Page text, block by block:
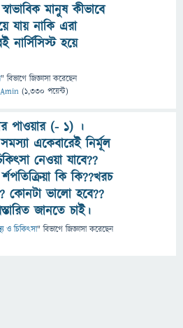
মানুষ কীভাবে
যায় নাকি এরা
নার্সিসিস্ট হয়ে
" বিভাগে জিজ্ঞাসাকরেছেন
(1,330 পয়েন্ট)
পাওয়ার (- 1) ।
একেবারেই নির্মূল
নেওয়া যাবে??
কি কি??খরচ
কোনটা ভালো হবে??
জানতে চাই।
ও চিকিৎসা" বিভাগে জিজ্ঞাসাকরেছেন